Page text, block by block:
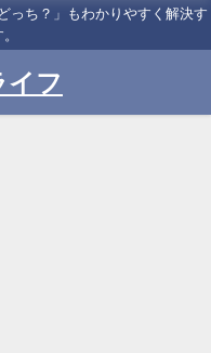
っち？」もわかりやすく解決す
イフ